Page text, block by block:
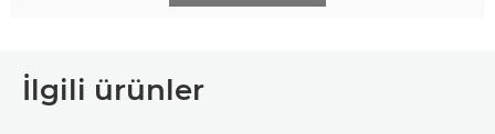
İlgili ürünler